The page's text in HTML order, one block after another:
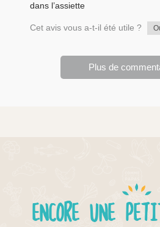
dans l’assiette
Cet avis vous a-t-il été utile ?
Plus de
ENCORE UNE